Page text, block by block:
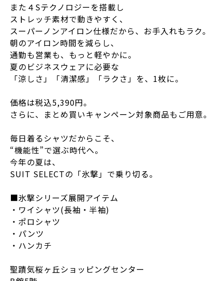
また４Sテクノロジーを搭載し
ストレッチ素材で動きやすく、
スーパーノンアイロン仕様だから、お手入れもラク。
朝のアイロン時間を減らし、
通勤も営業も、もっと軽やかに。
夏のビジネスウェアに必要な
「涼しさ」「清潔感」「ラクさ」を、1枚に。
価格は税込5,390円。
さらに、まとめ買いキャンペーン対象商品もご用意。
毎日着るシャツだからこそ、
“機能性”で選ぶ時代へ。
今年の夏は、
SUIT SELECTの「氷撃」で乗り切る。
■氷撃シリーズ展開アイテム
・ワイシャツ(長袖・半袖)
・ポロシャツ
・パンツ
・ハンカチ
聖蹟気桜ヶ丘ショッピングセンター